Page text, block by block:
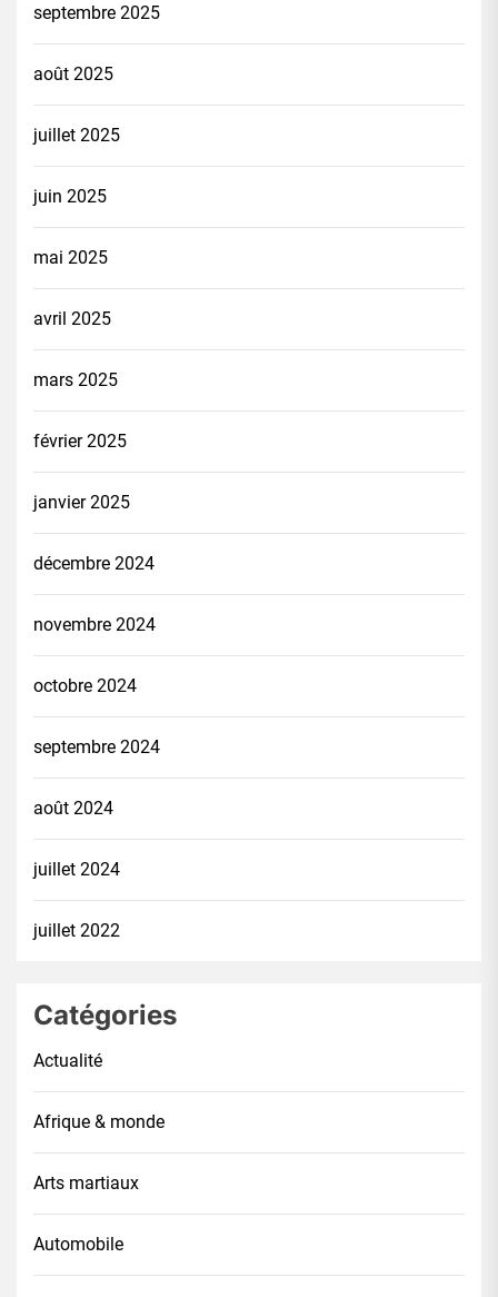
septembre 2025
août 2025
juillet 2025
juin 2025
mai 2025
avril 2025
mars 2025
février 2025
janvier 2025
décembre 2024
novembre 2024
octobre 2024
septembre 2024
août 2024
juillet 2024
juillet 2022
Catégories
Actualité
Afrique & monde
Arts martiaux
Automobile